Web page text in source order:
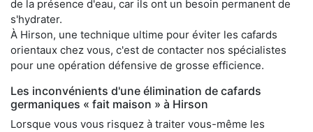
de la présence d'eau, car ils ont un besoin permanent de
s'hydrater.
À Hirson, une technique ultime pour éviter les cafards
orientaux chez vous, c'est de contacter nos spécialistes
pour une opération défensive de grosse efficience.
Les inconvénients d'une élimination de cafards
germaniques « fait maison » à Hirson
Lorsque vous vous risquez à traiter vous-même les